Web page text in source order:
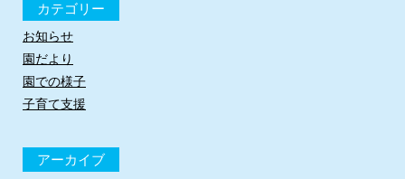
カテゴリー
お知らせ
園だより
園での様子
子育て支援
アーカイブ